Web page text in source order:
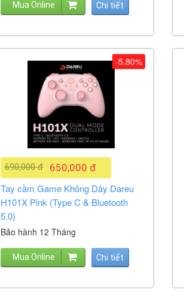
Mua Online Chi tiết
650,000 đ
690,000 đ
Tay cầm Game Không Dây Dareu
H101X Pink (Type C & Bluetooth
5.0)
Bảo hành 12 Tháng
Mua Online Chi tiết
-5.80%